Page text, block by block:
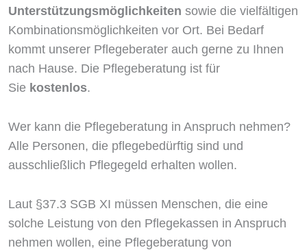
Unterstützungsmöglichkeiten sowie die vielfältigen
Kombinationsmöglichkeiten vor Ort. Bei Bedarf
kommt unserer Pflegeberater auch gerne zu Ihnen
nach Hause. Die Pflegeberatung ist für
Sie kostenlos.
Wer kann die Pflegeberatung in Anspruch nehmen?
Alle Personen, die pflegebedürftig sind und
ausschließlich Pflegegeld erhalten wollen.
Laut §37.3 SGB XI müssen Menschen, die eine
solche Leistung von den Pflegekassen in Anspruch
nehmen wollen, eine Pflegeberatung von